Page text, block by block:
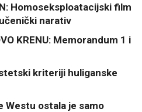
Homoseksploatacijski film
narativ
KRENU: Memorandum 1 i
kriteriji huliganske
Westu ostala je samo